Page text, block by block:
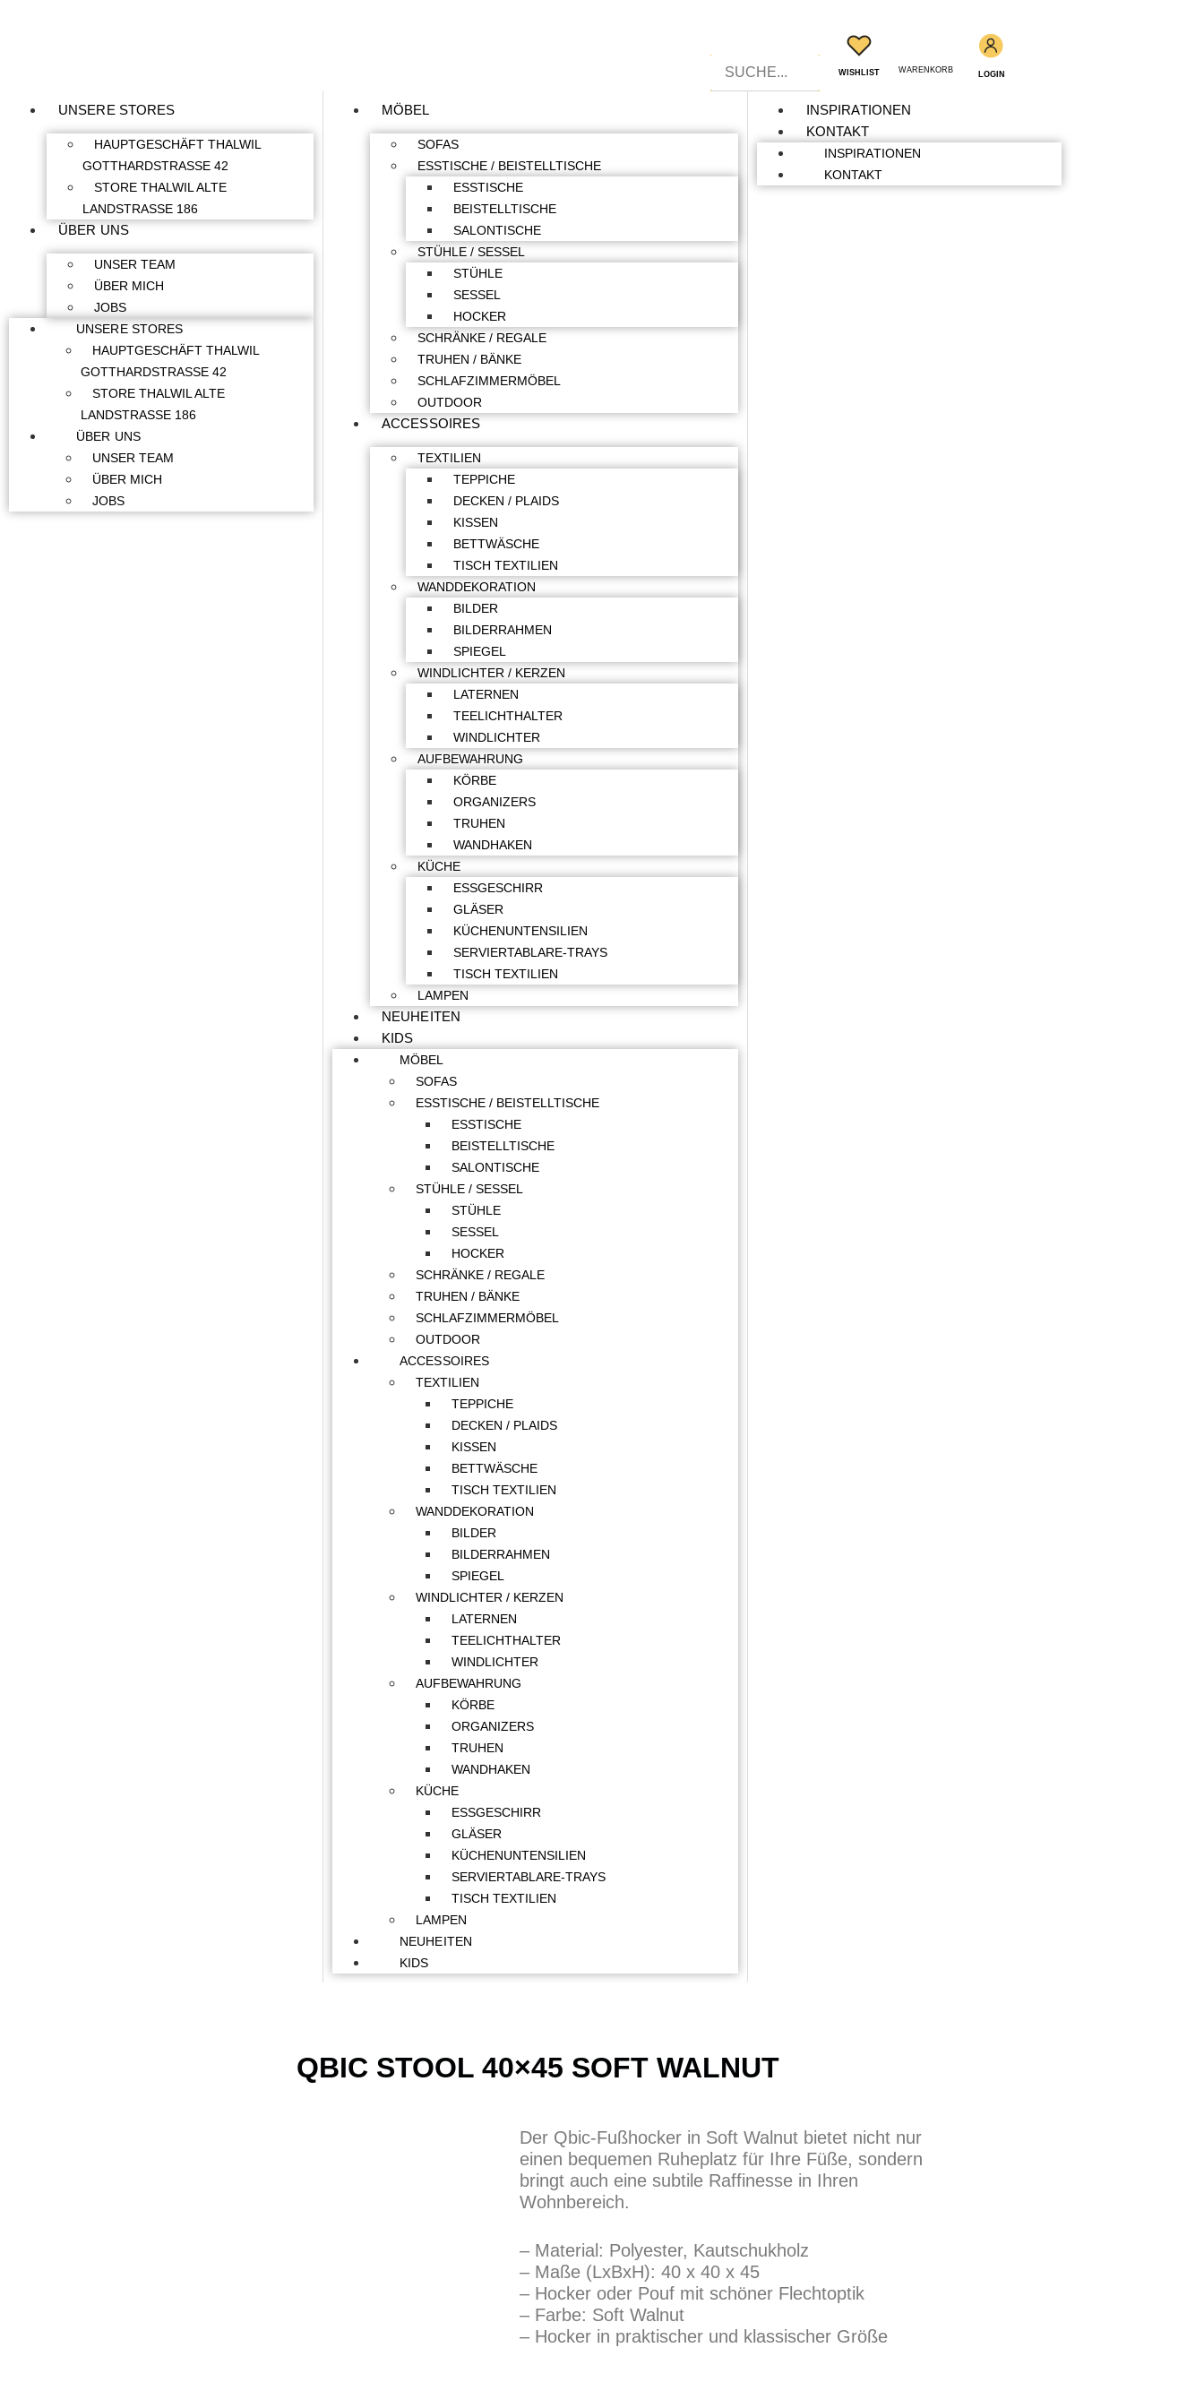
WISHLIST WARENKORB LOGIN
UNSERE STORES
HAUPTGESCHÄFT THALWIL
GOTTHARDSTRASSE 42
STORE THALWIL ALTE
LANDSTRASSE 186
ÜBER UNS
UNSER TEAM
ÜBER MICH
JOBS
UNSERE STORES
HAUPTGESCHÄFT THALWIL
GOTTHARDSTRASSE 42
STORE THALWIL ALTE
LANDSTRASSE 186
ÜBER UNS
UNSER TEAM
ÜBER MICH
JOBS
MÖBEL
SOFAS
ESSTISCHE / BEISTELLTISCHE
ESSTISCHE
BEISTELLTISCHE
SALONTISCHE
STÜHLE / SESSEL
STÜHLE
SESSEL
HOCKER
SCHRÄNKE / REGALE
TRUHEN / BÄNKE
SCHLAFZIMMERMÖBEL
OUTDOOR
ACCESSOIRES
TEXTILIEN
TEPPICHE
DECKEN / PLAIDS
KISSEN
BETTWÄSCHE
TISCH TEXTILIEN
WANDDEKORATION
BILDER
BILDERRAHMEN
SPIEGEL
WINDLICHTER / KERZEN
LATERNEN
TEELICHTHALTER
WINDLICHTER
AUFBEWAHRUNG
KÖRBE
ORGANIZERS
TRUHEN
WANDHAKEN
KÜCHE
ESSGESCHIRR
GLÄSER
KÜCHENUNTENSILIEN
SERVIERTABLARE-TRAYS
TISCH TEXTILIEN
LAMPEN
NEUHEITEN
KIDS
MÖBEL
SOFAS
ESSTISCHE / BEISTELLTISCHE
ESSTISCHE
BEISTELLTISCHE
SALONTISCHE
STÜHLE / SESSEL
STÜHLE
SESSEL
HOCKER
SCHRÄNKE / REGALE
TRUHEN / BÄNKE
SCHLAFZIMMERMÖBEL
OUTDOOR
ACCESSOIRES
TEXTILIEN
TEPPICHE
DECKEN / PLAIDS
KISSEN
BETTWÄSCHE
TISCH TEXTILIEN
WANDDEKORATION
BILDER
BILDERRAHMEN
SPIEGEL
WINDLICHTER / KERZEN
LATERNEN
TEELICHTHALTER
WINDLICHTER
AUFBEWAHRUNG
KÖRBE
ORGANIZERS
TRUHEN
WANDHAKEN
KÜCHE
ESSGESCHIRR
GLÄSER
KÜCHENUNTENSILIEN
SERVIERTABLARE-TRAYS
TISCH TEXTILIEN
LAMPEN
NEUHEITEN
KIDS
INSPIRATIONEN
KONTAKT
INSPIRATIONEN
KONTAKT
QBIC STOOL 40×45 SOFT WALNUT
Der Qbic-Fußhocker in Soft Walnut bietet nicht nur
einen bequemen Ruheplatz für Ihre Füße, sondern
bringt auch eine subtile Raffinesse in Ihren
Wohnbereich.
– Material: Polyester, Kautschukholz
– Maße (LxBxH): 40 x 40 x 45
– Hocker oder Pouf mit schöner Flechtoptik
– Farbe: Soft Walnut
– Hocker in praktischer und klassischer Größe